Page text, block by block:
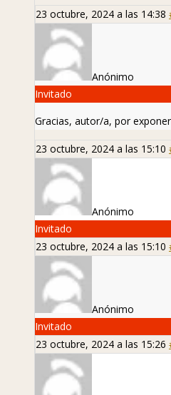
23 octubre, 2024 a las 14:38
Anónimo
Invitado
Gracias, autor/a, por
23 octubre, 2024 a las 15:10
Anónimo
Invitado
23 octubre, 2024 a las 15:10
Anónimo
Invitado
23 octubre, 2024 a las 15:26